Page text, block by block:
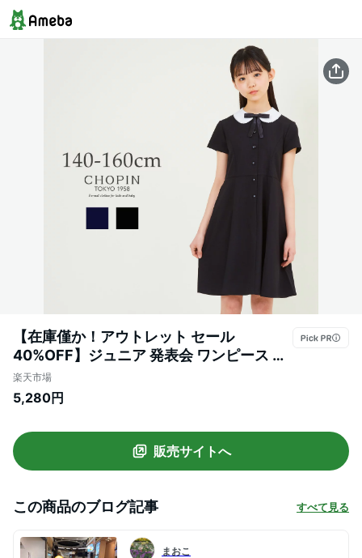
【在庫僅か！アウトレット セール
40%OFF】ジュニア 発表会 ワンピース シ
ンプル 女の子 子供服 フォーマル 喪服 子供
半袖 丸襟 ワンピース 140 150 160cm
験 学校説明会 服装 卒業式 夏 冠婚葬祭 結
婚式 法事 黒 ブラック 紺 ネイビー
楽天市場
5,280円
販売サイトへ
この商品のブログ記事 すべて見る
まおこ